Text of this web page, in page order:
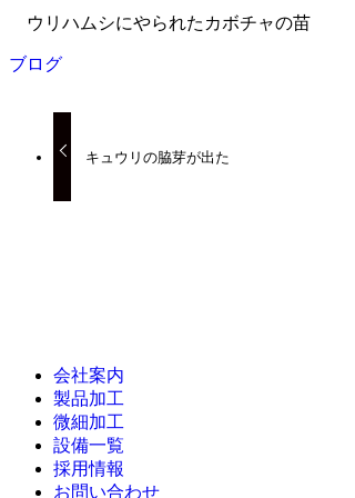
ウリハムシにやられたカボチャの苗
ブログ
キュウリの脇芽が出た
会社案内
製品加工
微細加工
設備一覧
採用情報
お問い合わせ